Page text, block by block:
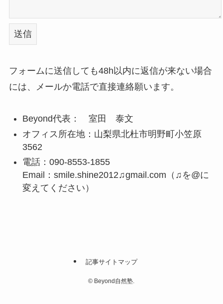
フォームに送信しても48h以内に返信が来ない場合
には、メールか電話で直接連絡願います。
Beyond代表： 室田 泰文
オフィス所在地：山梨県北杜市明野町小笠原
3562
電話：090-8553-1855
Email：smile.shine2012♫gmail.com（♫を@に
変えてください）
記事サイトマップ
© Beyond自然塾.